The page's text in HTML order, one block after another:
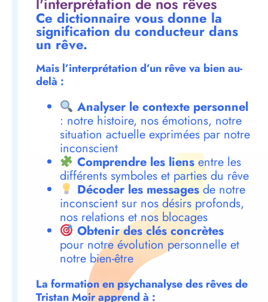
Ce dictionnaire vous donne la
signification du conducteur dans
un rêve.
Mais l’interprétation d’un rêve va bien au-
delà :
Analyser le contexte personnel
: notre histoire, nos émotions, notre
situation actuelle exprimées par notre
inconscient
Comprendre les liensentre les
différents symboles et parties du rêve
Décoder les messagesde notre
inconscient sur nos désirs profonds,
nos relations et nos blocages
Obtenir des clés concrètes
pour notre évolution personnelle et
notre bien-être
La formation en psychanalyse des rêves de
Tristan Moir apprend à :